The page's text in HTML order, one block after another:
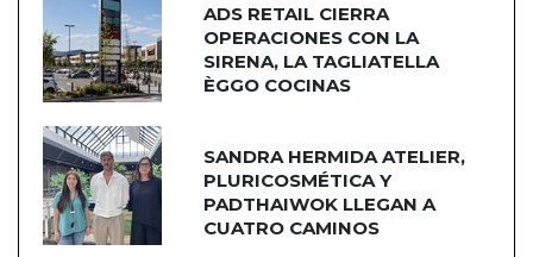
ADS RETAIL CIERRA
OPERACIONES CON LA
SIRENA, LA TAGLIATELLA
ÈGGO COCINAS
SANDRA HERMIDA ATELIER,
PLURICOSMÉTICA Y
PADTHAIWOK LLEGAN A
CUATRO CAMINOS